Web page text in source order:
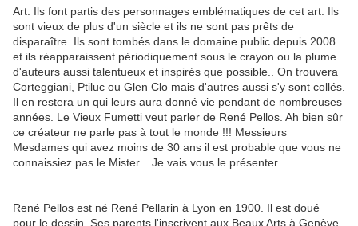
Art. Ils font partis des personnages emblématiques de cet art. Ils
sont vieux de plus d'un siècle et ils ne sont pas prêts de
disparaître. Ils sont tombés dans le domaine public depuis 2008
et ils réapparaissent périodiquement sous le crayon ou la plume
d'auteurs aussi talentueux et inspirés que possible.. On trouvera
Corteggiani, Ptiluc ou Glen Clo mais d'autres aussi s'y sont collés.
Il en restera un qui leurs aura donné vie pendant de nombreuses
années. Le Vieux Fumetti veut parler de René Pellos. Ah bien sûr
ce créateur ne parle pas à tout le monde !!! Messieurs
Mesdames qui avez moins de 30 ans il est probable que vous ne
connaissiez pas le Mister... Je vais vous le présenter.
René Pellos est né René Pellarin à Lyon en 1900. Il est doué
pour le dessin. Ses parents l'inscrivent aux Beaux Arts à Genève.